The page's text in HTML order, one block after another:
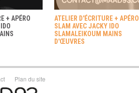
+ APÉRO
ATELIER D'ÉCRITURE + APÉRO
SLAM AVEC JACKY IDO
SLAMALEIKOUM MAINS
D'ŒUVRES
Plan du site